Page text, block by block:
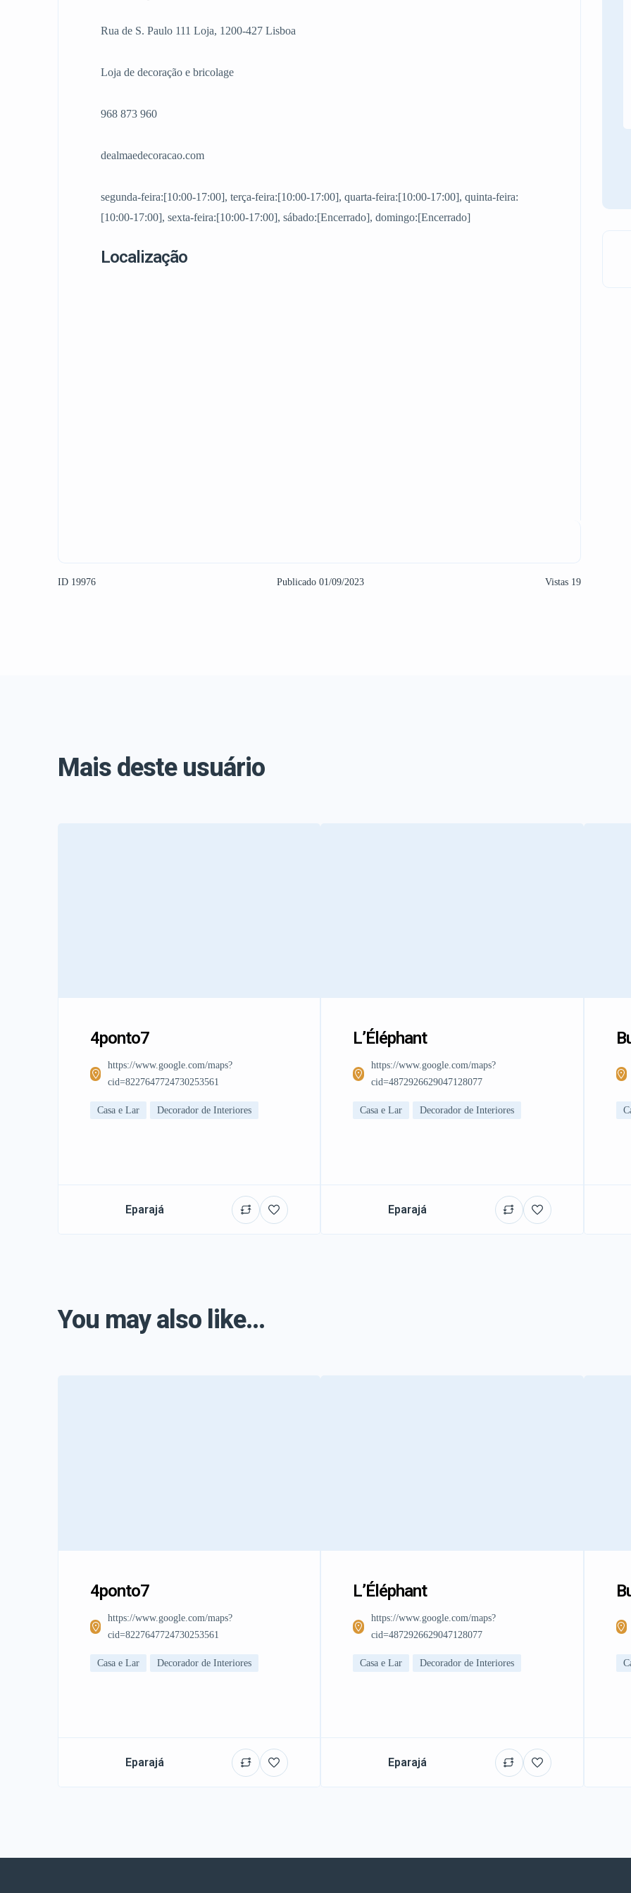
Rua de S. Paulo 111 Loja, 1200-427 Lisboa
Loja de decoração e bricolage
968 873 960
dealmaedecoracao.com
segunda-feira:[10:00-17:00], terça-feira:[10:00-17:00], quarta-feira:[10:00-17:00], quinta-feira:
[10:00-17:00], sexta-feira:[10:00-17:00], sábado:[Encerrado], domingo:[Encerrado]
Localização
ID 19976 Publicado 01/09/2023 Vistas 19
Mais deste usuário
4ponto7
https://www.google.com/maps?
cid=8227647724730253561
Casa e Lar Decorador de Interiores
Eparajá
L’Éléphant
https://www.google.com/maps?
cid=4872926629047128077
Casa e Lar Decorador de Interiores
Eparajá
You may also like...
4ponto7
https://www.google.com/maps?
cid=8227647724730253561
Casa e Lar Decorador de Interiores
Eparajá
L’Éléphant
https://www.google.com/maps?
cid=4872926629047128077
Casa e Lar Decorador de Interiores
Eparajá